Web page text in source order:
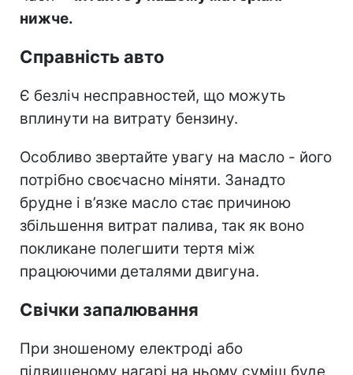
нижче.
Справність авто
Є безліч несправностей, що можуть
вплинути на витрату бензину.
Особливо звертайте увагу на масло - його
потрібно своєчасно міняти. Занадто
брудне і в’язке масло стає причиною
збільшення витрат палива, так як воно
покликане полегшити тертя між
працюючими деталями двигуна.
Свічки запалювання
При зношеному електроді або